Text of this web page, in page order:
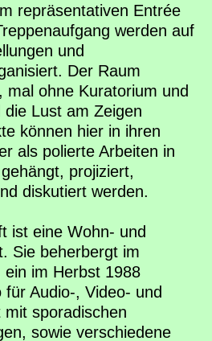
repräsentativen Entrée
werden auf
und
Der Raum
mal ohne Kuratorium und
Lust am Zeigen
können hier in ihren
als polierte Arbeiten in
projiziert,
diskutiert werden.
ist eine Wohn- und
Sie beherbergt im
im Herbst 1988
Audio-, Video- und
sporadischen
sowie verschiedene